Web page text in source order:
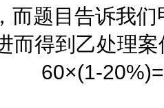
而题目告诉我
而得到乙处理
60×(1-